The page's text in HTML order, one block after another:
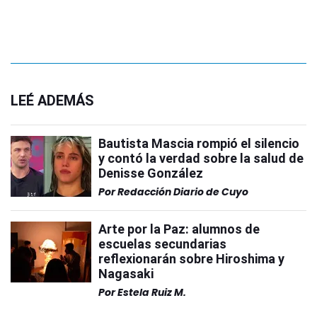
LEÉ ADEMÁS
Bautista Mascia rompió el silencio
y contó la verdad sobre la salud de
Denisse González
PorRedacción Diario de Cuyo
Arte por la Paz: alumnos de
escuelas secundarias
reflexionarán sobre Hiroshima y
Nagasaki
PorEstela Ruiz M.